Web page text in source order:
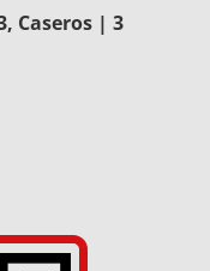
Caseros | 3